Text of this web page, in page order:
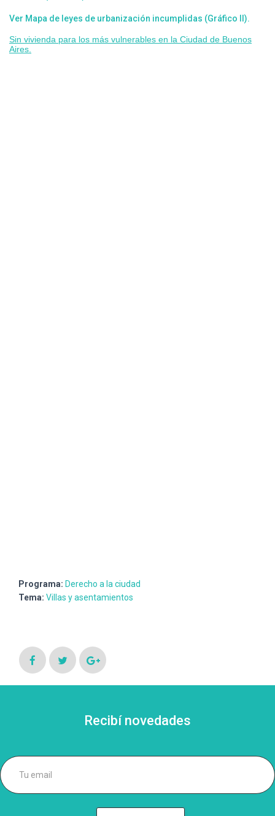
Ver Mapa de leyes de urbanización incumplidas (Gráfico II).
Sin vivienda para los más vulnerables en la Ciudad de Buenos
Aires.
Programa: Derecho a la ciudad
Tema: Villas y asentamientos
Recibí novedades